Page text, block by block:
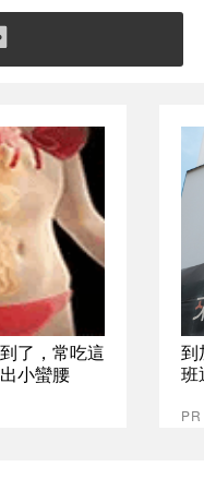
了，常吃這
小蠻腰
到
班